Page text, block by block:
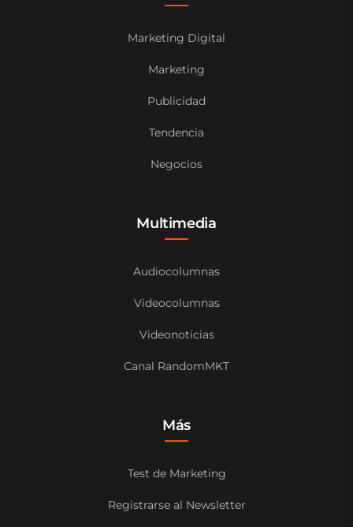
Marketing Digital
Marketing
Publicidad
Tendencia
Negocios
Multimedia
Audiocolumnas
Videocolumnas
Videonoticias
Canal RandomMKT
Más
Test de Marketing
Registrarse al Newsletter